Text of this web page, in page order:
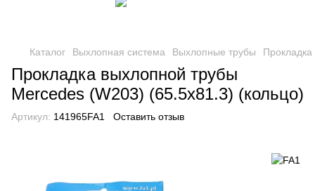
Каталог Выхлопная система Выхлопные трубы
Прокладка выхлопной трубы
Mercedes (W203) (65.5x81.3) (кольцо)
Артикул: 141965FA1 Оставить отзыв